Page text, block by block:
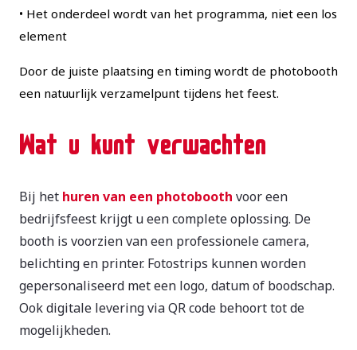
• Het onderdeel wordt van het programma, niet een los
element
Door de juiste plaatsing en timing wordt de photobooth
een natuurlijk verzamelpunt tijdens het feest.
Wat u kunt verwachten
Bij het huren van een photobooth voor een
bedrijfsfeest krijgt u een complete oplossing. De
booth is voorzien van een professionele camera,
belichting en printer. Fotostrips kunnen worden
gepersonaliseerd met een logo, datum of boodschap.
Ook digitale levering via QR code behoort tot de
mogelijkheden.